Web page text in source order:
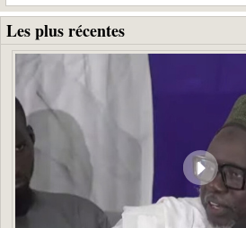
Les plus récentes